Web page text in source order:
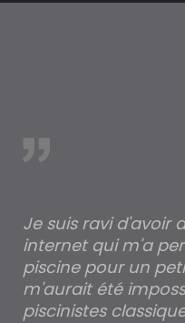
Je suis ravi d'avoir
internet qui m'a
piscine pour un
m'aurait été
piscinistes